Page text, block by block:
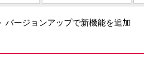
バージョンアップで新機能を追加